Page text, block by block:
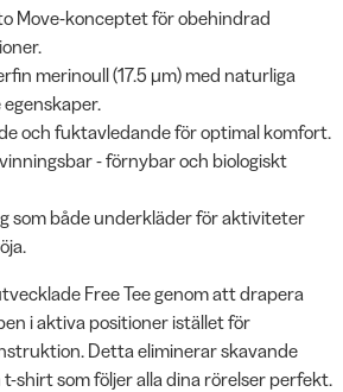
Move-konceptet för obehindrad
merinoull (17.5 μm) med naturliga
och fuktavledande för optimal komfort.
- förnybar och biologiskt
som både underkläder för aktiviteter
Free Tee genom att drapera
i aktiva positioner istället för
Detta eliminerar skavande
shirt som följer alla dina rörelser perfekt.